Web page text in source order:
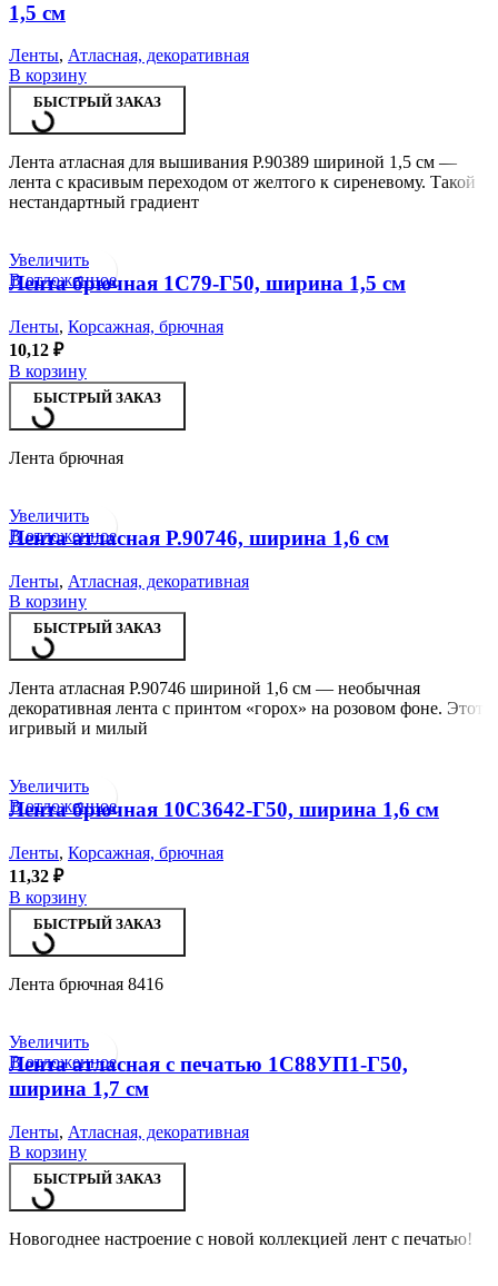
1,5 см
Ленты, Атласная, декоративная
В корзину
БЫСТРЫЙ ЗАКАЗ
Лента атласная для вышивания Р.90389 шириной 1,5 см —
лента с красивым переходом от желтого к сиреневому. Такой
нестандартный градиент
Увеличить
В отложенное
Лента брючная 1С79-Г50, ширина 1,5 см
Ленты, Корсажная, брючная
10,12 ₽
В корзину
БЫСТРЫЙ ЗАКАЗ
Лента брючная
Увеличить
В отложенное
Лента атласная Р.90746, ширина 1,6 см
Ленты, Атласная, декоративная
В корзину
БЫСТРЫЙ ЗАКАЗ
Лента атласная Р.90746 шириной 1,6 см — необычная
декоративная лента с принтом «горох» на розовом фоне. Этот
игривый и милый
Увеличить
В отложенное
Лента брючная 10С3642-Г50, ширина 1,6 см
Ленты, Корсажная, брючная
11,32 ₽
В корзину
БЫСТРЫЙ ЗАКАЗ
Лента брючная 8416
Увеличить
В отложенное
Лента атласная с печатью 1С88УП1-Г50,
ширина 1,7 см
Ленты, Атласная, декоративная
В корзину
БЫСТРЫЙ ЗАКАЗ
Новогоднее настроение с новой коллекцией лент с печатью!